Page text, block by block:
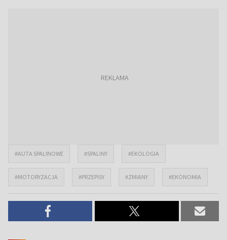
#AUTA SPALINOWE #SPALINY #EKOLOGIA
#MOTORYZACJA #PRZEPISY #ZMIANY #EKONOMIA